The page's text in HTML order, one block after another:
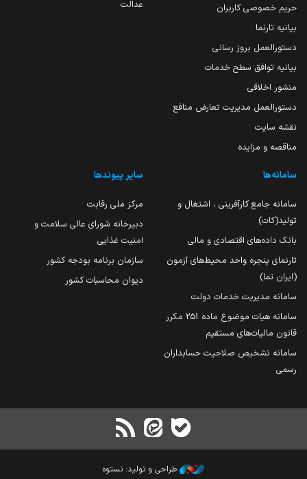
حریم خصوصی کاربران
بیانیه تارنما
دستورالعمل بروز رسانی
بیانیه توافق سطح خدمات
منشور اخلاقی
دستورالعمل مدیریت تعارض منافع
نقشه سایت
مناقصه و مزایده
عدالت
سامانه‌ها
سامانه جامع کارآفرینی ، اشتغال و
تولید(کات)
بانک داده‌های اقتصادی و مالی
تارنمای پنجره واحد محیط‌های آزمون
(ایران تما)
سامانه مدیریت خدمات دولت
سامانه هیات موضوع ماده 251 مکرر
قانون مالیات‌های مستقیم
سامانه تشخیص صلاحیت حسابداران
رسمی
سایر پیوندها
مرکز ملی رقابت
دبیرخانه شورای عالی سلامت و
امنیت غذایی
سازمان برنامه بودجه کشور
دیوان محاسبات کشور
طراحی و تولید: نستوه